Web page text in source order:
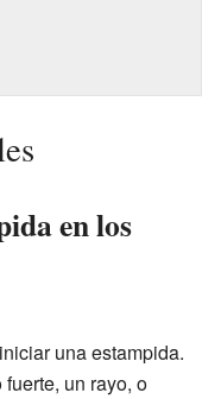
en los
una estampida.
un rayo, o